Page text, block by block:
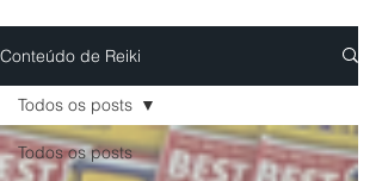
Conteúdo de Reiki
Todos os posts
Todos os posts